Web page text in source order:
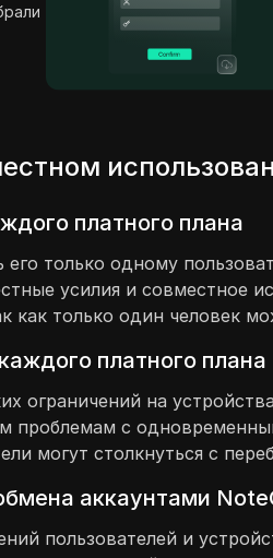
платного плана
его только одному
усилия и совместное
как только один человек
платного плана
ограничений на
проблемам с
могут столкнуться с
аккаунтами
пользователей и